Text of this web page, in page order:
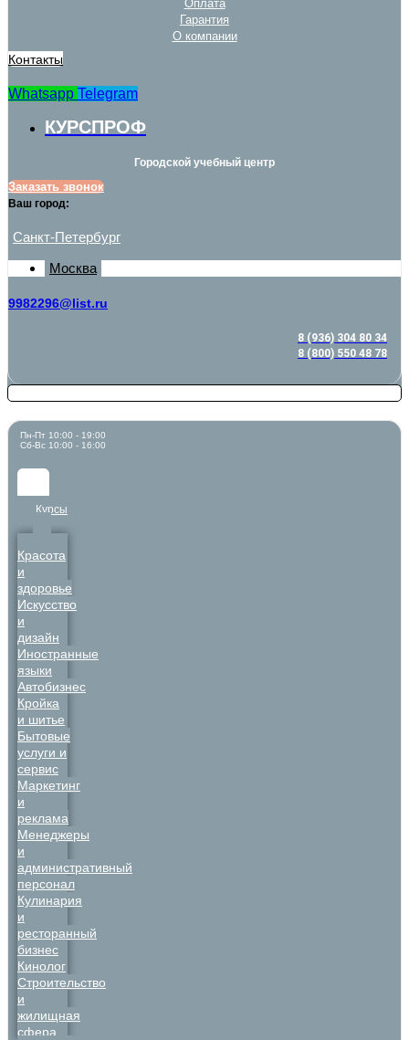
Оплата
Гарантия
О компании
Контакты
Whatsapp Telegram
КУРСПРОФ
Городской учебный центр
Заказать звонок
Ваш город:
Санкт-Петербург
Москва
9982296@list.ru
8 (936) 304 80 34
8 (800) 550 48 78
Пн-Пт 10:00 - 19:00
Сб-Вс 10:00 - 16:00
Курсы
Красота
и
здоровье
Искусство
и
дизайн
Иностранные
языки
Автобизнес
Кройка
и шитье
Бытовые
услуги и
сервис
Маркетинг
и
реклама
Менеджеры
и
административный
персонал
Кулинария
и
ресторанный
бизнес
Кинолог
Строительство
и
жилищная
сфера